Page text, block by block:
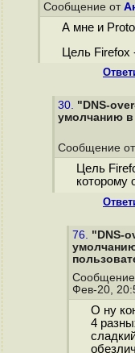
Сообщение от
А мне и
Цель
30. "DNS-
умолчанию в
Сообщение от
Цель
которому
76. "DNS-
Фев-20,
О ну
4